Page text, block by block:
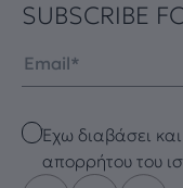
SUBSCRIBE
Checkbox
Έχω διαβάσει
απορρήτου του